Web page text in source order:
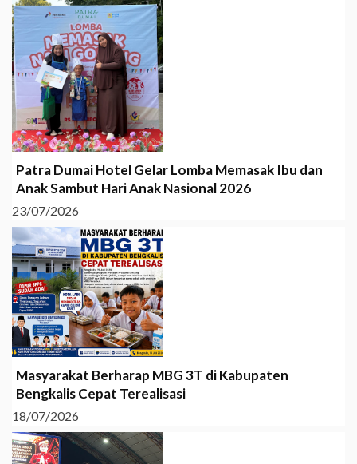
Patra Dumai Hotel Gelar Lomba Memasak Ibu dan
Anak Sambut Hari Anak Nasional 2026
23/07/2026
Masyarakat Berharap MBG 3T di Kabupaten
Bengkalis Cepat Terealisasi
18/07/2026